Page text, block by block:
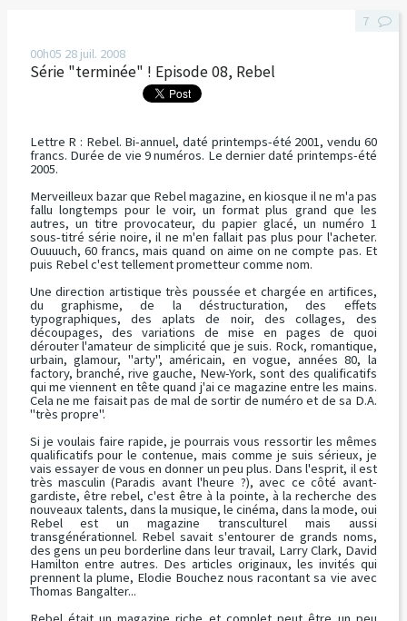
00h05 28 juil. 2008
Série "terminée" ! Episode 08, Rebel
Lettre R : Rebel. Bi-annuel, daté printemps-été 2001, vendu 60
francs. Durée de vie 9 numéros. Le dernier daté printemps-été
2005.
Merveilleux bazar que Rebel magazine, en kiosque il ne m'a pas
fallu longtemps pour le voir, un format plus grand que les
autres, un titre provocateur, du papier glacé, un numéro 1
sous-titré série noire, il ne m'en fallait pas plus pour l'acheter.
Ouuuuch, 60 francs, mais quand on aime on ne compte pas. Et
puis Rebel c'est tellement prometteur comme nom.
Une direction artistique très poussée et chargée en artifices,
du graphisme, de la déstructuration, des effets
typographiques, des aplats de noir, des collages, des
découpages, des variations de mise en pages de quoi
dérouter l'amateur de simplicité que je suis. Rock, romantique,
urbain, glamour, "arty", américain, en vogue, années 80, la
factory, branché, rive gauche, New-York, sont des qualificatifs
qui me viennent en tête quand j'ai ce magazine entre les mains.
Cela ne me faisait pas de mal de sortir de numéro et de sa D.A.
"très propre".
Si je voulais faire rapide, je pourrais vous ressortir les mêmes
qualificatifs pour le contenue, mais comme je suis sérieux, je
vais essayer de vous en donner un peu plus. Dans l'esprit, il est
très masculin (Paradis avant l'heure ?), avec ce côté avant-
gardiste, être rebel, c'est être à la pointe, à la recherche des
nouveaux talents, dans la musique, le cinéma, dans la mode, oui
Rebel est un magazine transculturel mais aussi
transgénérationnel. Rebel savait s'entourer de grands noms,
des gens un peu borderline dans leur travail, Larry Clark, David
Hamilton entre autres. Des articles originaux, les invités qui
prennent la plume, Elodie Bouchez nous racontant sa vie avec
Thomas Bangalter...
7